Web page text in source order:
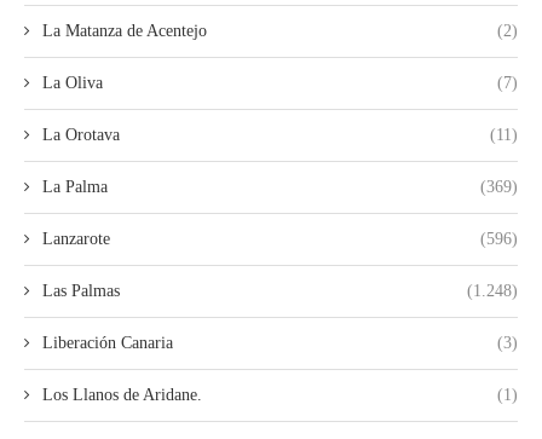
La Matanza de Acentejo (2)
La Oliva (7)
La Orotava (11)
La Palma (369)
Lanzarote (596)
Las Palmas (1.248)
Liberación Canaria (3)
Los Llanos de Aridane. (1)